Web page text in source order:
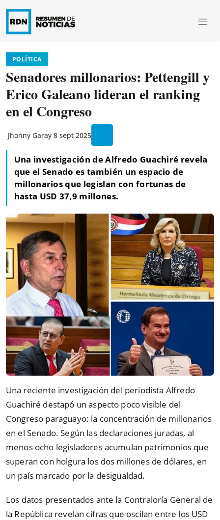
POLÍTICA
Senadores millonarios: Pettengill y
Erico Galeano lideran el ranking
en el Congreso
Jhonny Garay 8 sept 2025
Una investigación de Alfredo Guachiré revela
que el Senado es también un espacio de
millonarios que legislan con fortunas de
hasta USD 37,9 millones.
Una reciente investigación del periodista Alfredo
Guachiré destapó un aspecto poco visible del
Congreso paraguayo: la concentración de millonarios
en el Senado. Según las declaraciones juradas, al
menos ocho legisladores acumulan patrimonios que
superan con holgura los dos millones de dólares, en
un país marcado por la desigualdad.
Los datos presentados ante la Contraloría General de
la República revelan cifras que oscilan entre los USD